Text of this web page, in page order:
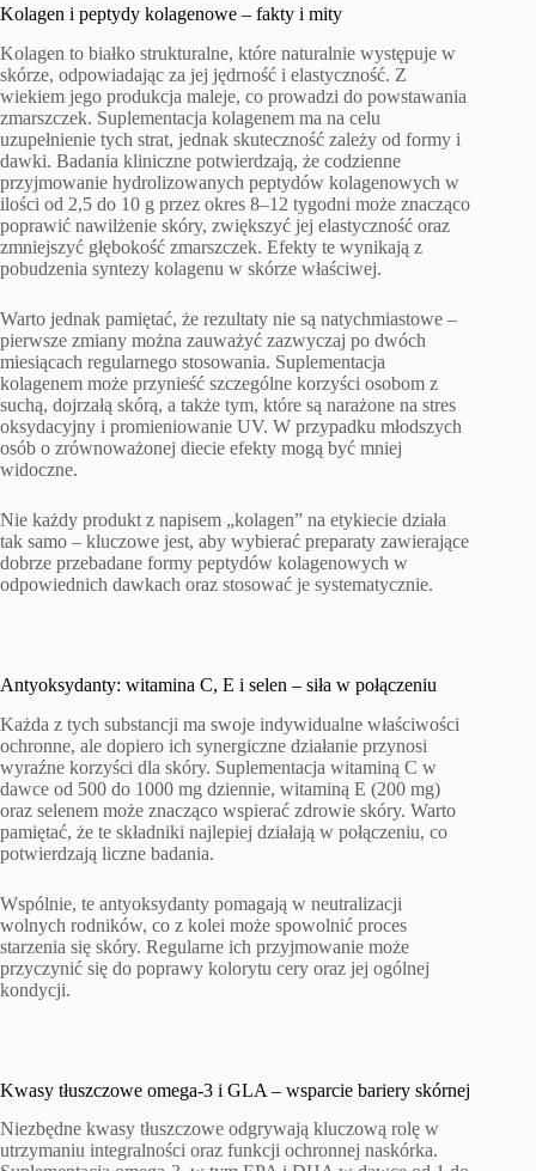
Kolagen i peptydy kolagenowe – fakty i mity
Kolagen to białko strukturalne, które naturalnie występuje w
skórze, odpowiadając za jej jędrność i elastyczność. Z
wiekiem jego produkcja maleje, co prowadzi do powstawania
zmarszczek. Suplementacja kolagenem ma na celu
uzupełnienie tych strat, jednak skuteczność zależy od formy i
dawki. Badania kliniczne potwierdzają, że codzienne
przyjmowanie hydrolizowanych peptydów kolagenowych w
ilości od 2,5 do 10 g przez okres 8–12 tygodni może znacząco
poprawić nawilżenie skóry, zwiększyć jej elastyczność oraz
zmniejszyć głębokość zmarszczek. Efekty te wynikają z
pobudzenia syntezy kolagenu w skórze właściwej.
Warto jednak pamiętać, że rezultaty nie są natychmiastowe –
pierwsze zmiany można zauważyć zazwyczaj po dwóch
miesiącach regularnego stosowania. Suplementacja
kolagenem może przynieść szczególne korzyści osobom z
suchą, dojrzałą skórą, a także tym, które są narażone na stres
oksydacyjny i promieniowanie UV. W przypadku młodszych
osób o zrównoważonej diecie efekty mogą być mniej
widoczne.
Nie każdy produkt z napisem „kolagen” na etykiecie działa
tak samo – kluczowe jest, aby wybierać preparaty zawierające
dobrze przebadane formy peptydów kolagenowych w
odpowiednich dawkach oraz stosować je systematycznie.
Antyoksydanty: witamina C, E i selen – siła w połączeniu
Każda z tych substancji ma swoje indywidualne właściwości
ochronne, ale dopiero ich synergiczne działanie przynosi
wyraźne korzyści dla skóry. Suplementacja witaminą C w
dawce od 500 do 1000 mg dziennie, witaminą E (200 mg)
oraz selenem może znacząco wspierać zdrowie skóry. Warto
pamiętać, że te składniki najlepiej działają w połączeniu, co
potwierdzają liczne badania.
Wspólnie, te antyoksydanty pomagają w neutralizacji
wolnych rodników, co z kolei może spowolnić proces
starzenia się skóry. Regularne ich przyjmowanie może
przyczynić się do poprawy kolorytu cery oraz jej ogólnej
kondycji.
Kwasy tłuszczowe omega-3 i GLA – wsparcie bariery skórnej
Niezbędne kwasy tłuszczowe odgrywają kluczową rolę w
utrzymaniu integralności oraz funkcji ochronnej naskórka.